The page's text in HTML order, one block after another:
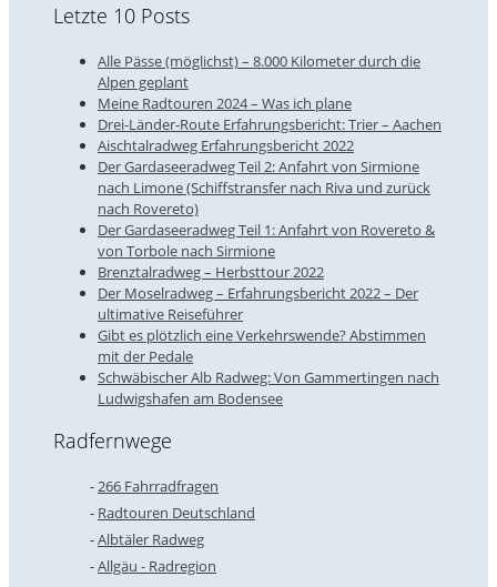
Letzte 10 Posts
Alle Pässe (möglichst) – 8.000 Kilometer durch die
Alpen geplant
Meine Radtouren 2024 – Was ich plane
Drei-Länder-Route Erfahrungsbericht: Trier – Aachen
Aischtalradweg Erfahrungsbericht 2022
Der Gardaseeradweg Teil 2: Anfahrt von Sirmione
nach Limone (Schiffstransfer nach Riva und zurück
nach Rovereto)
Der Gardaseeradweg Teil 1: Anfahrt von Rovereto &
von Torbole nach Sirmione
Brenztalradweg – Herbsttour 2022
Der Moselradweg – Erfahrungsbericht 2022 – Der
ultimative Reiseführer
Gibt es plötzlich eine Verkehrswende? Abstimmen
mit der Pedale
Schwäbischer Alb Radweg: Von Gammertingen nach
Ludwigshafen am Bodensee
Radfernwege
266 Fahrradfragen
Radtouren Deutschland
Albtäler Radweg
Allgäu - Radregion